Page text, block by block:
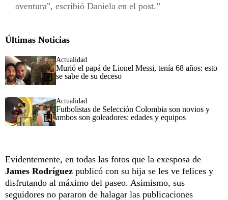
aventura", escribió Daniela en el post.
Últimas Noticias
Actualidad
Murió el papá de Lionel Messi, tenía 68 años: esto
se sabe de su deceso
Actualidad
Futbolistas de Selección Colombia son novios y
ambos son goleadores: edades y equipos
Evidentemente, en todas las fotos que la exesposa de
James Rodríguez publicó con su hija se les ve felices y
disfrutando al máximo del paseo. Asimismo, sus
seguidores no pararon de halagar las publicaciones